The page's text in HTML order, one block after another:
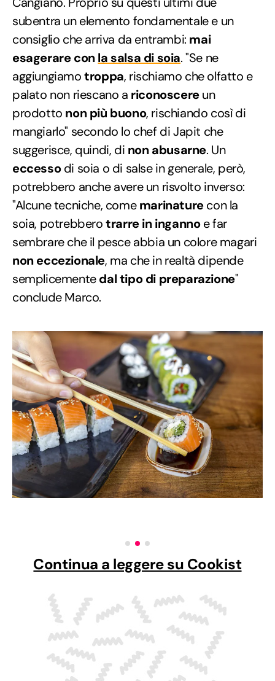
subentra un elemento fondamentale e un
consiglio che arriva da entrambi: mai
esagerare conla salsa di soia. "Se ne
aggiungiamotroppa, rischiamo che olfatto e
palato non riescano a riconoscereun
prodotto non più buono, rischiando così di
mangiarlo" secondo lo chef di Japit che
suggerisce, quindi, di non abusarne. Un
eccessodi soia o di salse in generale, però,
potrebbero anche avere un risvolto inverso:
"Alcune tecniche, comemarinaturecon la
soia, potrebberotrarre in ingannoe far
sembrare che il pesce abbia un colore magari
non eccezionale, ma che in realtà dipende
semplicementedal tipo di preparazione"
conclude Marco.
Continua a leggere su Cookist